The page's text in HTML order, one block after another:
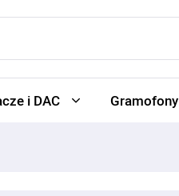
i DAC Gramofony